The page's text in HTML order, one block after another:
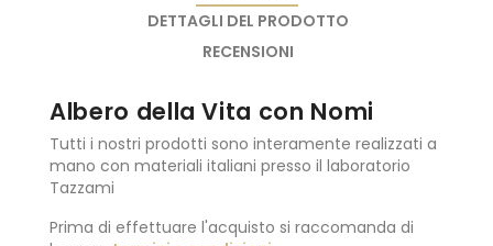
DETTAGLI DEL PRODOTTO
RECENSIONI
Albero della Vita con Nomi
Tutti i nostri prodotti sono interamente realizzati a
mano con materiali italiani presso il laboratorio
Tazzami
Prima di effettuare l'acquisto si raccomanda di